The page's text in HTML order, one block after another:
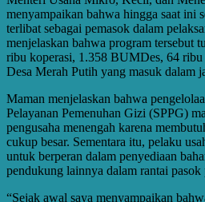
menyampaikan bahwa hingga saat
terlibat sebagai pemasok dalam
menjelaskan bahwa program tersebut
ribu koperasi, 1.358 BUMDes, 64 ribu
Desa Merah Putih yang masuk dalam
Maman menjelaskan bahwa
Pelayanan Pemenuhan Gizi (SPPG)
pengusaha menengah karena
cukup besar. Sementara itu, pelaku
untuk berperan dalam penyediaan
pendukung lainnya dalam rantai pasok
“Sejak awal saya menyampaikan